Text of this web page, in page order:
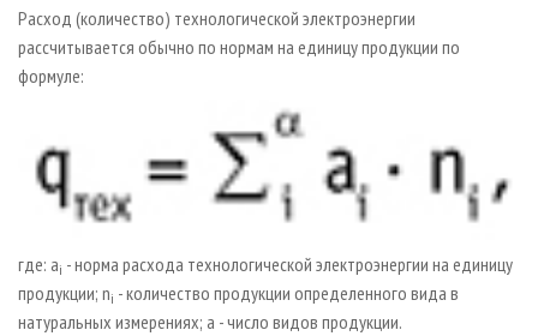
Расход (количество) технологической электроэнергии
рассчитывается обычно по нормам на единицу продукции по
формуле:
где: ai - норма расхода технологической электроэнергии на единицу
продукции; ni - количество продукции определенного вида в
натуральных измерениях; a - число видов продукции.